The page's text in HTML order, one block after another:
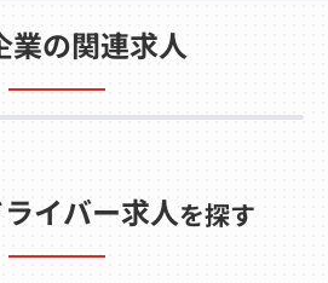
業の関連求人
イバー求人を探す